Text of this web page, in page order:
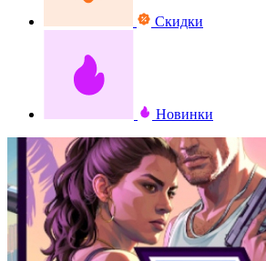
Скидки
Новинки